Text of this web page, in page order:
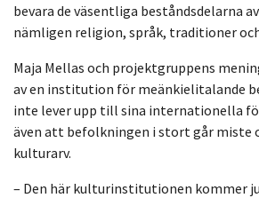
bevara de väsentliga beståndsdelarna
nämligen religion, språk, traditioner
Maja Mellas och projektgruppens
av en institution för meänkielitalande
inte lever upp till sina internationella
även att befolkningen i stort går miste
kulturarv.
– Den här kulturinstitutionen kommer